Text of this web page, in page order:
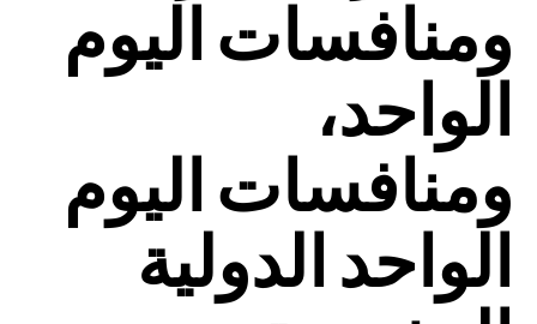
ومنافسات اليوم
الواحد،
ومنافسات اليوم
الواحد الدولية